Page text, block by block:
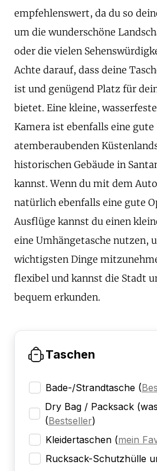
empfehlenswert, da du so
um die wunderschöne
oder die vielen
Achte darauf, dass deine
ist und genügend Platz für
bietet. Eine kleine,
Kamera ist ebenfalls eine gute
atemberaubenden
historischen Gebäude in
kannst. Wenn du mit dem
natürlich ebenfalls eine gute
Ausflüge kannst du einen
eine Umhängetasche nutzen,
wichtigsten Dinge
flexibel und kannst die Stadt
bequem erkunden.
Taschen
Bade-/Strandtasche (
Dry Bag / Packsack
(Bestseller)
Kleidertaschen (mein
Rucksack-Schutzhülle